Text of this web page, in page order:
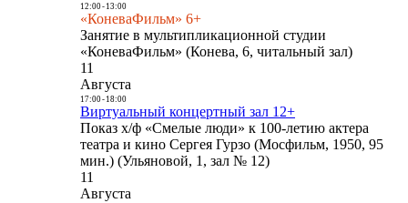
12:00- 13:00
«КоневаФильм» 6+
Занятие в мультипликационной студии
«КоневаФильм» (Конева, 6, читальный зал)
11
Августа
17:00- 18:00
Виртуальный концертный зал 12+
Показ х/ф «Смелые люди» к 100-летию актера
театра и кино Сергея Гурзо (Мосфильм, 1950, 95
мин.) (Ульяновой, 1, зал № 12)
11
Августа